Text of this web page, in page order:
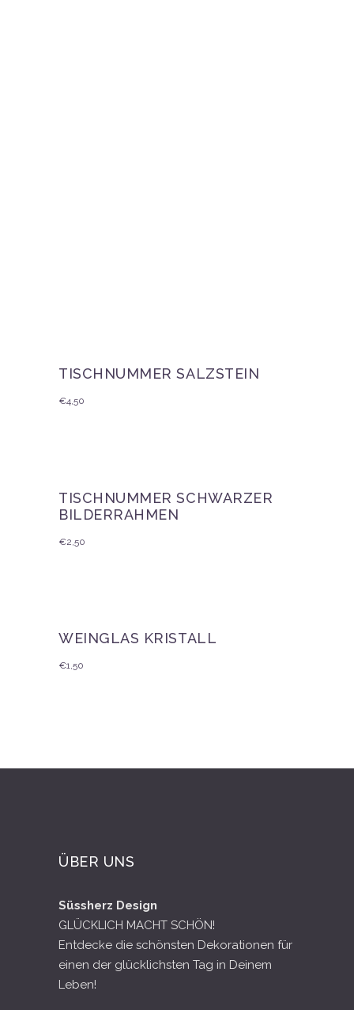
TISCHNUMMER SALZSTEIN
€4,50
TISCHNUMMER SCHWARZER
BILDERRAHMEN
€2,50
WEINGLAS KRISTALL
€1,50
ÜBER UNS
Süssherz Design
GLÜCKLICH MACHT SCHÖN!
Entdecke die schönsten Dekorationen für
einen der glücklichsten Tag in Deinem
Leben!